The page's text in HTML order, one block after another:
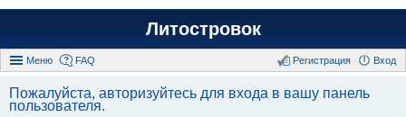
Литостровок
Меню FAQ Вход
Регистрация
Пожалуйста, авторизуйтесь для входа в вашу панель
пользователя.